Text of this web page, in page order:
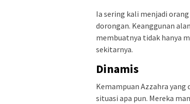
Ia sering kali menjadi
dorongan. Keanggunan
membuatnya tidak hanya
sekitarnya.
Dinamis
Kemampuan Azzahra
situasi apa pun. Mereka